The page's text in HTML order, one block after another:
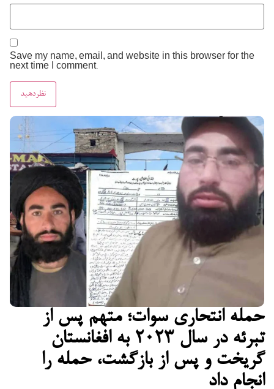
حمله انتحاری سوات؛ متهم پس از
تبرئه در سال ۲۰۲۳ به افغانستان
گریخت و پس از بازگشت، حمله را
انجام داد
Save my name, email, and website in this browser for the
next time I comment.